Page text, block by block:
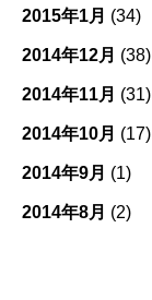
2015年1月 (34)
2014年12月 (38)
2014年11月 (31)
2014年10月 (17)
2014年9月 (1)
2014年8月 (2)